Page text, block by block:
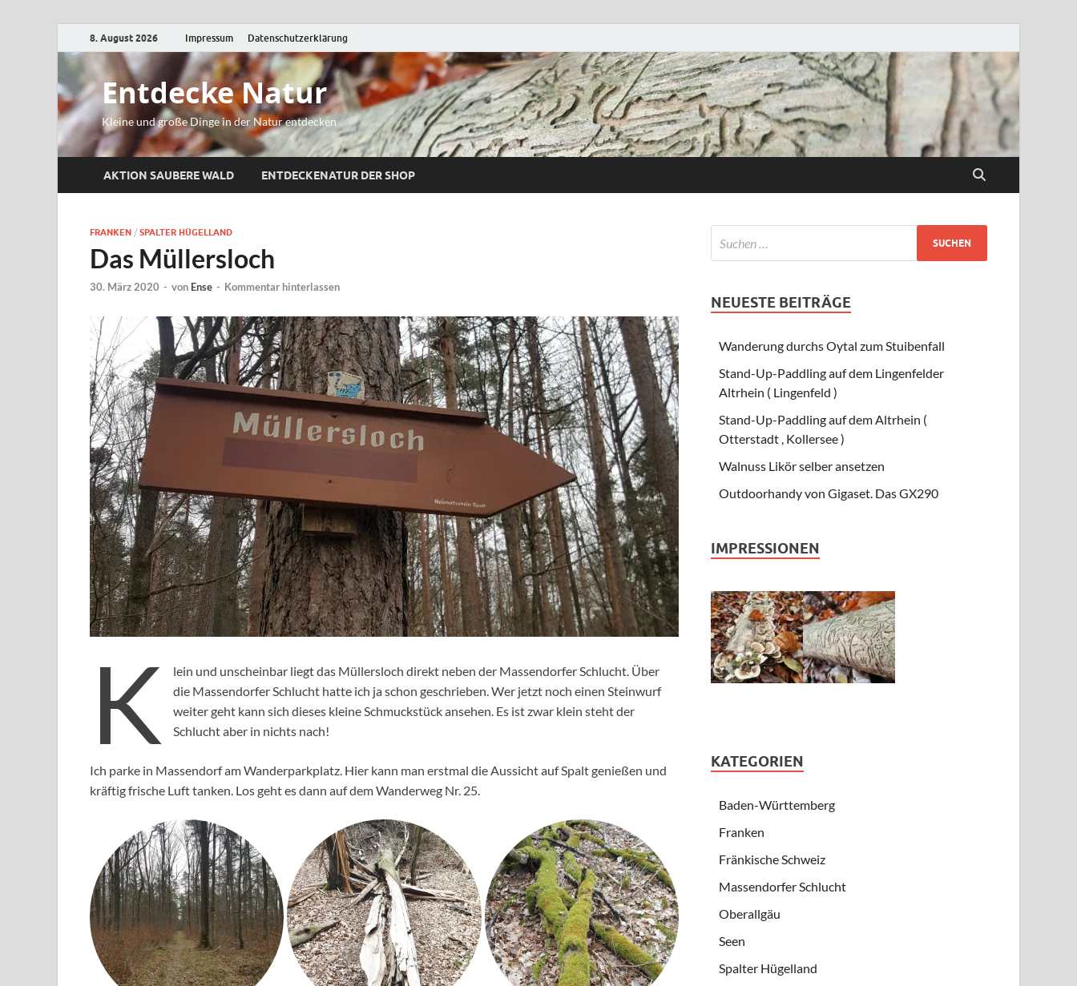
8. August 2026 Impressum Datenschutzerklärung
Entdecke Natur
Kleine und große Dinge in der Natur entdecken
AKTION SAUBERE WALD ENTDECKENATUR DER SHOP
FRANKEN / SPALTER HÜGELLAND
Das Müllersloch
30. März 2020 - von Ense - Kommentar hinterlassen
K
lein und unscheinbar liegt das Müllersloch direkt neben der Massendorfer Schlucht. Über
die Massendorfer Schlucht hatte ich ja schon geschrieben. Wer jetzt noch einen Steinwurf
weiter geht kann sich dieses kleine Schmuckstück ansehen. Es ist zwar klein steht der
Schlucht aber in nichts nach!
Ich parke in Massendorf am Wanderparkplatz. Hier kann man erstmal die Aussicht auf Spalt genießen und
kräftig frische Luft tanken. Los geht es dann auf dem Wanderweg Nr. 25.
NEUESTE BEITRÄGE
Wanderung durchs Oytal zum Stuibenfall
Stand-Up-Paddling auf dem Lingenfelder
Altrhein ( Lingenfeld )
Stand-Up-Paddling auf dem Altrhein (
Otterstadt , Kollersee )
Walnuss Likör selber ansetzen
Outdoorhandy von Gigaset. Das GX290
IMPRESSIONEN
KATEGORIEN
Baden-Württemberg
Franken
Fränkische Schweiz
Massendorfer Schlucht
Oberallgäu
Seen
Spalter Hügelland